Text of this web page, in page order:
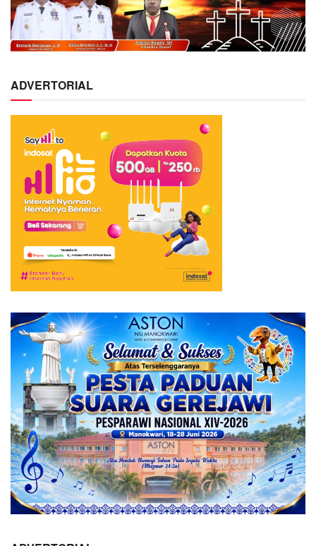
ADVERTORIAL